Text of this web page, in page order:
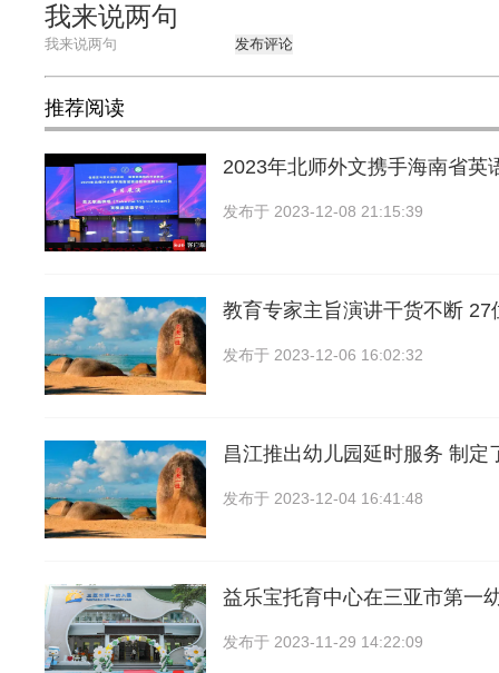
我来说两句
发布评论
推荐阅读
2023年北师外文携手海南省英
发布于 2023-12-08 21:15:39
教育专家主旨演讲干货不断 27
发布于 2023-12-06 16:02:32
昌江推出幼儿园延时服务 制定
发布于 2023-12-04 16:41:48
益乐宝托育中心在三亚市第一
发布于 2023-11-29 14:22:09